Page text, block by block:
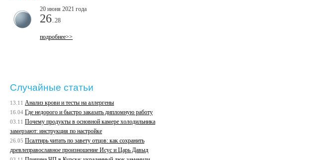
20 июня 2021 года
26 ..28
подробнее>>
Случайные статьи
13.11 Анализ крови и тесты на аллергены
16.04 Где недорого и быстро заказать дипломную работу
03.11 Почему продукты в основной камере холодильника
замерзают: инструкция по настройке
26.05 Псалтирь читать по завету отцов: как сохранить
древлеправославное произношение Исус и Царь Давыд